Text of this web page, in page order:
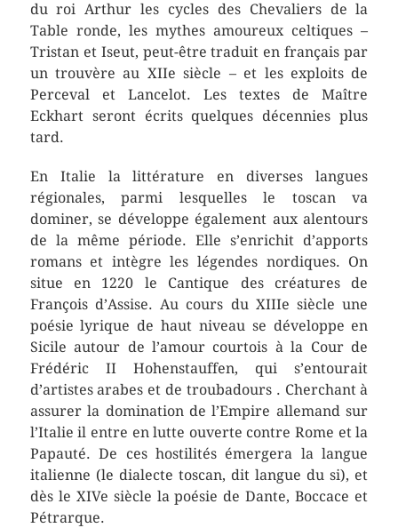
du roi Arthur les cycles des Chevaliers de la
Table ronde, les mythes amoureux celtiques –
Tristan et Iseut, peut-être traduit en français par
un trouvère au XIIe siècle – et les exploits de
Perceval et Lancelot. Les textes de Maître
Eckhart seront écrits quelques décennies plus
tard.
En Italie la littérature en diverses langues
régionales, parmi lesquelles le toscan va
dominer, se développe également aux alentours
de la même période. Elle s’enrichit d’apports
romans et intègre les légendes nordiques. On
situe en 1220 le Cantique des créatures de
François d’Assise. Au cours du XIIIe siècle une
poésie lyrique de haut niveau se développe en
Sicile autour de l’amour courtois à la Cour de
Frédéric II Hohenstauffen, qui s’entourait
d’artistes arabes et de troubadours . Cherchant à
assurer la domination de l’Empire allemand sur
l’Italie il entre en lutte ouverte contre Rome et la
Papauté. De ces hostilités émergera la langue
italienne (le dialecte toscan, dit langue du si), et
dès le XIVe siècle la poésie de Dante, Boccace et
Pétrarque.